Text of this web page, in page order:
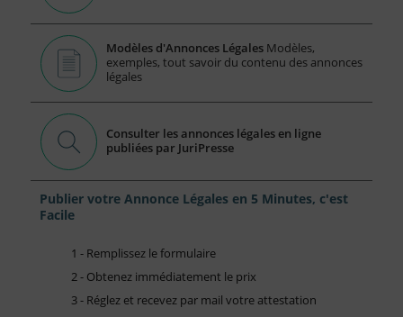
Modèles d'Annonces Légales Modèles,
exemples, tout savoir du contenu des annonces
légales
Consulter les annonces légales en ligne
publiées par JuriPresse
Publier votre Annonce Légales en 5 Minutes, c'est
Facile
1 - Remplissez le formulaire
2 - Obtenez immédiatement le prix
3 - Réglez et recevez par mail votre attestation